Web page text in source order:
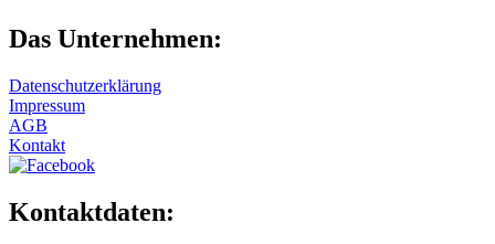
Das Unternehmen:
Datenschutzerklärung
Impressum
AGB
Kontakt
Kontaktdaten: